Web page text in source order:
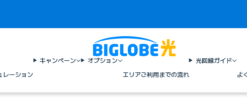
レーション
キャンペーン
オプション
エリアご利用までの流れ
光回線ガイド
よ